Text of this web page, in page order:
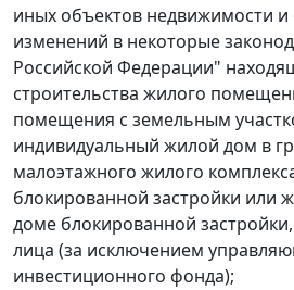
иных объектов недвижимости и
изменений в некоторые
Российской Федерации"
строительства жилого
помещения с земельным
индивидуальный жилой дом в
малоэтажного жилого
блокированной застройки или
доме блокированной
лица (за исключением
инвестиционного фонда);